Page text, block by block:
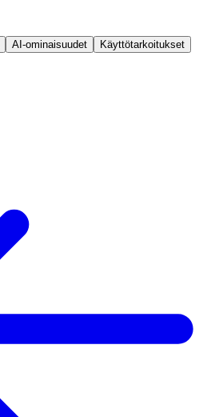
AI-ominaisuudet
Käyttötarkoitukset